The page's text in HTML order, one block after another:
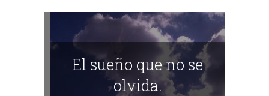
El sueño que no se
olvida.